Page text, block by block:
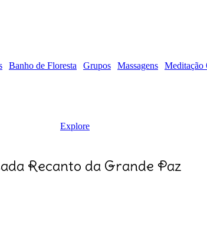
Banho de Floresta Grupos Massagens Meditação
Explore
Recanto da Grande Paz